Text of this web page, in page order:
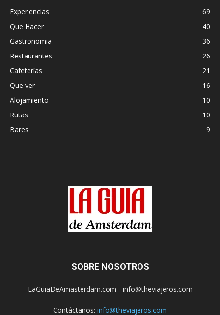
Experiencias
69
Que Hacer
40
Gastronomia
36
Restaurantes
26
Cafeterías
21
Que ver
16
Alojamiento
10
Rutas
10
Bares
9
SOBRE NOSOTROS
LaGuiaDeAmasterdam.com - info@theviajeros.com
Contáctanos: info@theviajeros.com